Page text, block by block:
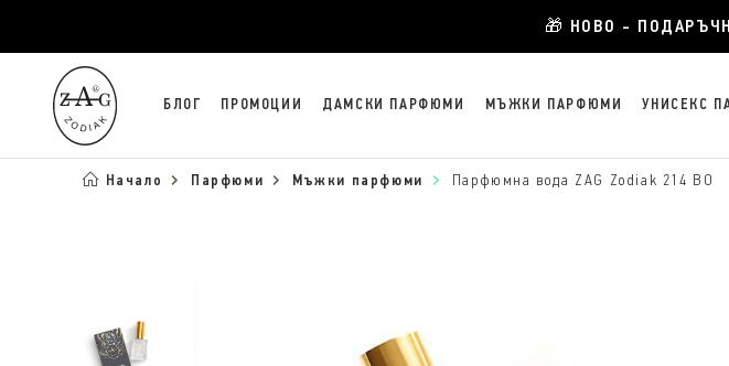
🎁 НОВО -
БЛОГ ПРОМОЦИИ ДАМСКИ ПАРФЮМИ МЪЖКИ ПАРФЮМИ УНИСЕКС
Начало Парфюми Мъжки парфюми Парфюмна вода ZAG Zodiak 214 BO